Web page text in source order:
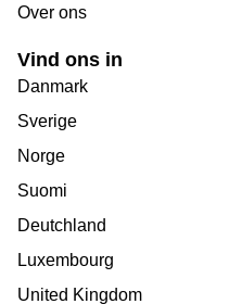
Over ons
Vind ons in
Danmark
Sverige
Norge
Suomi
Deutchland
Luxembourg
United Kingdom